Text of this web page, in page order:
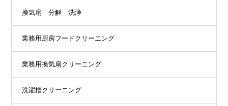
換気扇 分解 洗浄
業務用厨房フードクリーニング
業務用換気扇クリーニング
洗濯槽クリーニング